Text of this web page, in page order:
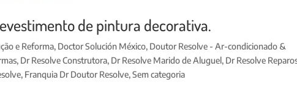
de pintura decorativa.
e Reforma, Doctor Solución México, Doutor Resolve - Ar-condicionado &
, Dr Resolve Construtora, Dr Resolve Marido de Aluguel, Dr Resolve
, Franquia Dr Doutor Resolve,Sem categoria